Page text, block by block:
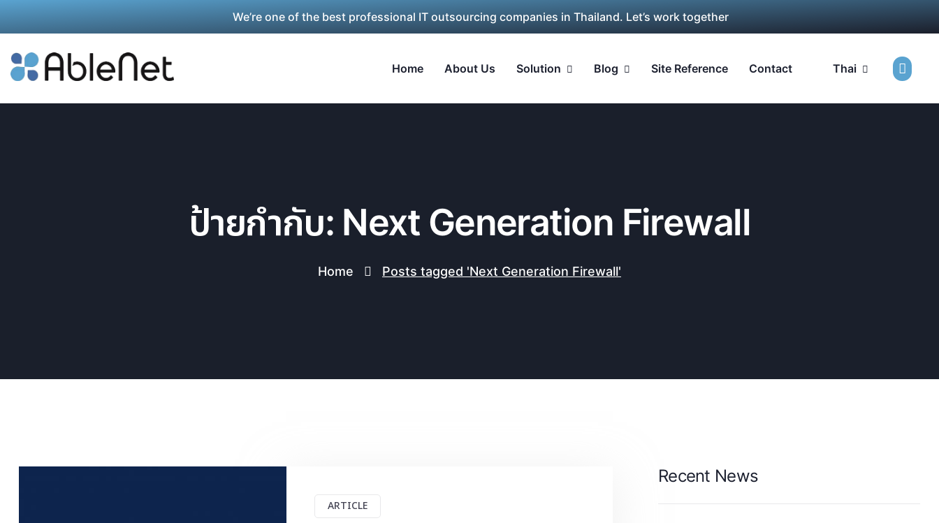
We’re one of the best professional IT outsourcing companies in Thailand. Let’s work together
Home About Us Solution Blog Site Reference Contact Thai
ป้ายกำกับ: Next Generation Firewall
Home Posts tagged 'Next Generation Firewall'
ARTICLE
Recent News